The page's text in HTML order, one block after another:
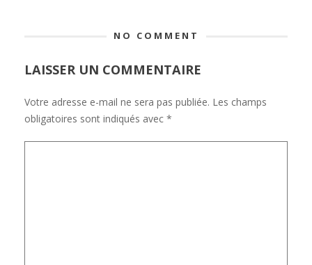
NO COMMENT
LAISSER UN COMMENTAIRE
Votre adresse e-mail ne sera pas publiée. Les champs
obligatoires sont indiqués avec *